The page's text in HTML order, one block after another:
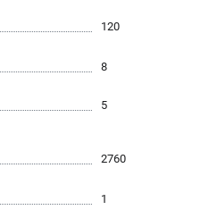
данных
120
8
5
2760
1